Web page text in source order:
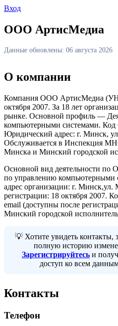
Вход
ООО АртисМедиа
Данные обновлены: 06 августа 2026
О компании
Компания ООО АртисМедиа
октября 2007. За 18 лет
рынке. Основной профиль —
компьютерными системами.
Юридический адрес: г. Минск,
Обслуживается в Инспекция
Минска и Минский городской
Основной вид деятельности по
по управлению компьютерными
адрес организации: г.
регистрации: 18 октября 2007.
email (доступны после
Минский городской
💡 Хотите увидеть контакты,
полную историю
Зарегистрируйтесь и
доступ ко всем
Контакты
Телефон